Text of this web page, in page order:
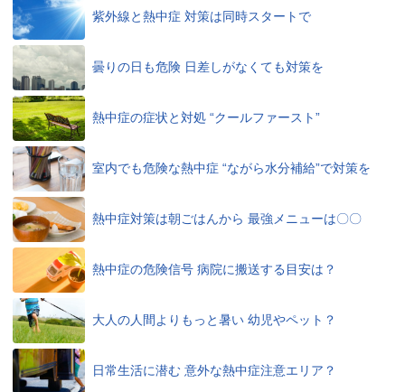
紫外線と熱中症 対策は同時スタートで
曇りの日も危険 日差しがなくても対策を
熱中症の症状と対処 “クールファースト”
室内でも危険な熱中症 “ながら水分補給”で対策を
熱中症対策は朝ごはんから 最強メニューは〇〇
熱中症の危険信号 病院に搬送する目安は？
大人の人間よりもっと暑い 幼児やペット？
日常生活に潜む 意外な熱中症注意エリア？